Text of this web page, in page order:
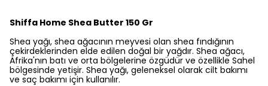
Shiffa Home Shea Butter 150 Gr
Shea yağı, shea ağacının meyvesi olan shea fındığının
çekirdeklerinden elde edilen doğal bir yağdır. Shea ağacı,
Afrika'nın batı ve orta bölgelerine özgüdür ve özellikle Sahel
bölgesinde yetişir. Shea yağı, geleneksel olarak cilt bakımı
ve saç bakımı için kullanılır.